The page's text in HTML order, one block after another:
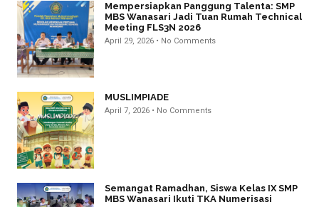
Mempersiapkan Panggung Talenta: SMP
MBS Wanasari Jadi Tuan Rumah Technical
Meeting FLS3N 2026
April 29, 2026 No Comments
MUSLIMPIADE
April 7, 2026 No Comments
Semangat Ramadhan, Siswa Kelas IX SMP
MBS Wanasari Ikuti TKA Numerisasi